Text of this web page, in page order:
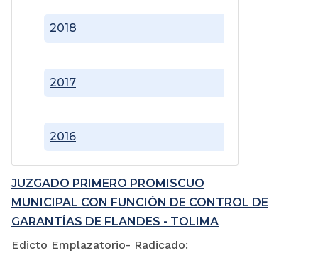
2016
2017
2018
JUZGADO PRIMERO PROMISCUO
MUNICIPAL CON FUNCIÓN DE CONTROL DE
GARANTÍAS DE FLANDES - TOLIMA
Edicto Emplazatorio- Radicado: